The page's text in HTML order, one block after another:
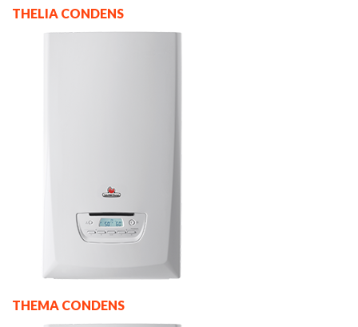
THELIA CONDENS
THEMA CONDENS